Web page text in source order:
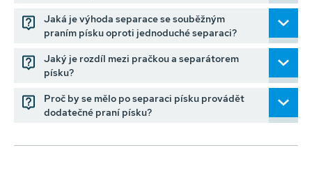
Jaká je výhoda separace se souběžným
praním písku oproti jednoduché separaci?
Jaký je rozdíl mezi pračkou a separátorem
písku?
Proč by se mělo po separaci písku provádět
dodatečné praní písku?